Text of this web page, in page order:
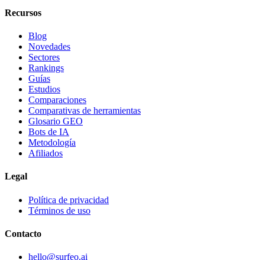
Recursos
Blog
Novedades
Sectores
Rankings
Guías
Estudios
Comparaciones
Comparativas de herramientas
Glosario GEO
Bots de IA
Metodología
Afiliados
Legal
Política de privacidad
Términos de uso
Contacto
hello@surfeo.ai